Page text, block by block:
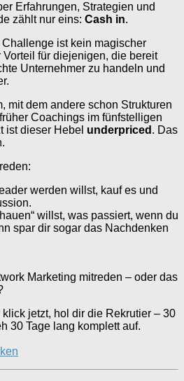
Erfahrungen, Strategien und
zählt nur eins: Cash in.
ist kein magischer
für diejenigen, die bereit
Unternehmer zu handeln und
mit dem andere schon Strukturen
Coachings im fünfstelligen
ist dieser Hebel underpriced . Das
werden willst, kauf es und
willst, was passiert, wenn du
spar dir sogar das Nachdenken
Marketing mitreden – oder das
jetzt, hol dir die Rekrutier – 30
30 Tage lang komplett auf.